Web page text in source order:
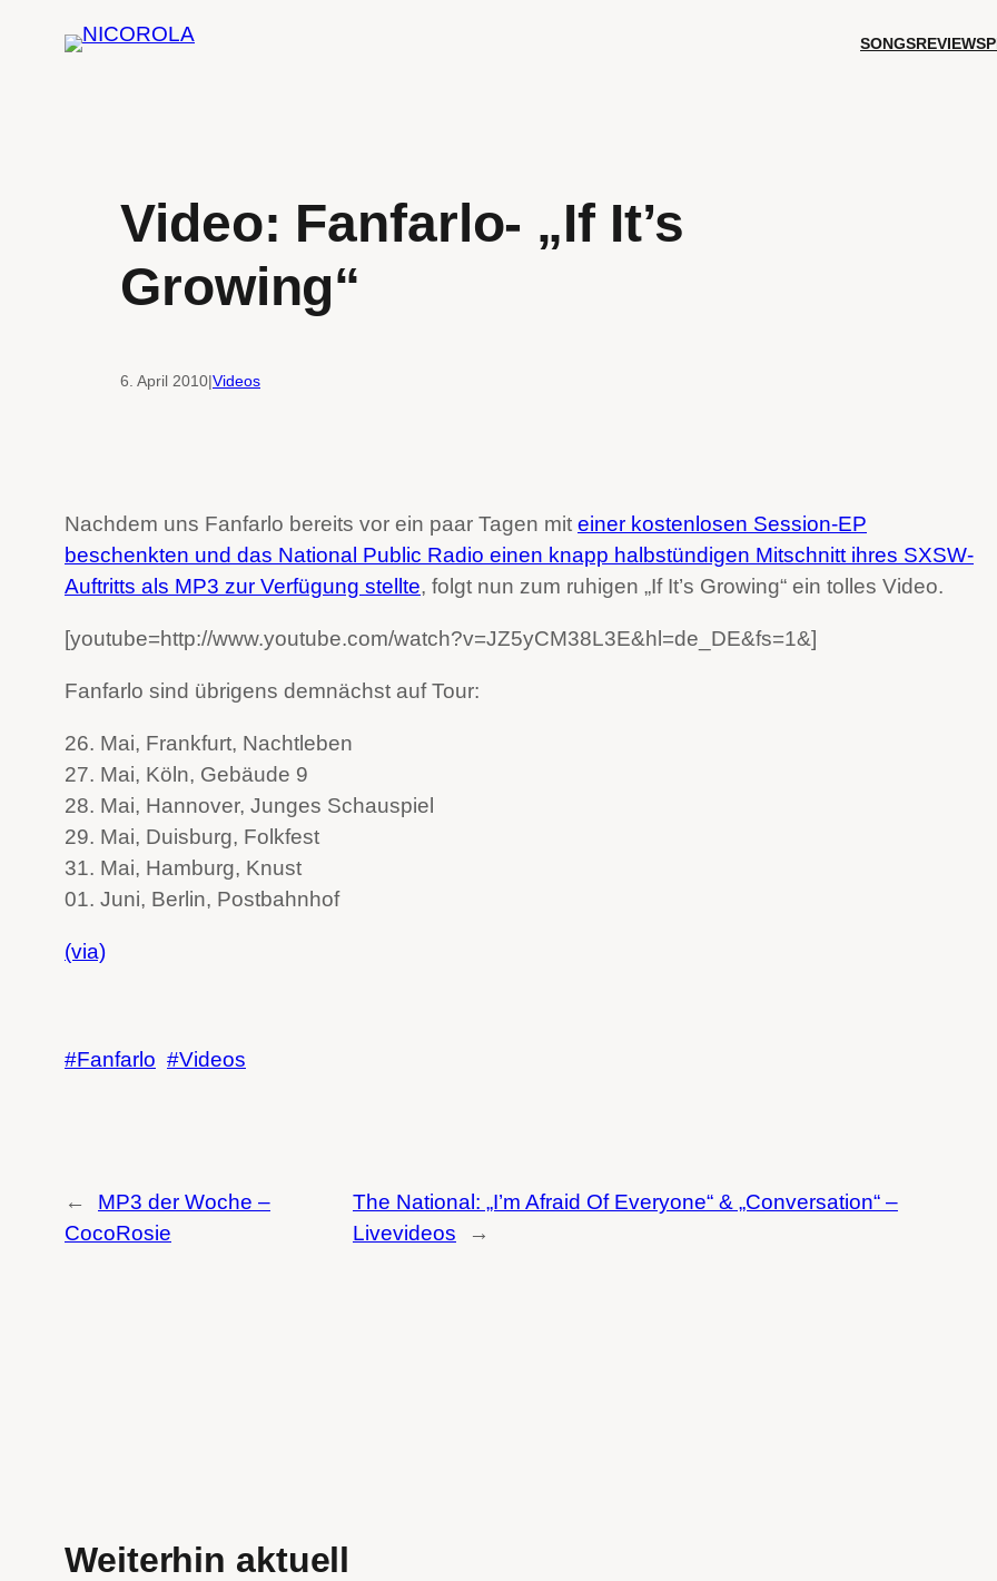
SONGSREVIEWS
Video: Fanfarlo- „If It’s
Growing“
6. April 2010|Videos
Nachdem uns Fanfarlo bereits vor ein paar Tagen mit einer kostenlosen Session-EP
beschenkten und das National Public Radio einen knapp halbstündigen Mitschnitt ihres SXSW-
Auftritts als MP3 zur Verfügung stellte, folgt nun zum ruhigen „If It’s Growing“ ein tolles Video.
[youtube=http://www.youtube.com/watch?v=JZ5yCM38L3E&hl=de_DE&fs=1&]
Fanfarlo sind übrigens demnächst auf Tour:
26. Mai, Frankfurt, Nachtleben
27. Mai, Köln, Gebäude 9
28. Mai, Hannover, Junges Schauspiel
29. Mai, Duisburg, Folkfest
31. Mai, Hamburg, Knust
01. Juni, Berlin, Postbahnhof
(via)
Fanfarlo Videos
←
MP3 der Woche –
CocoRosie
The National: „I’m Afraid Of Everyone“ & „Conversation“ –
Livevideos
→
Weiterhin aktuell